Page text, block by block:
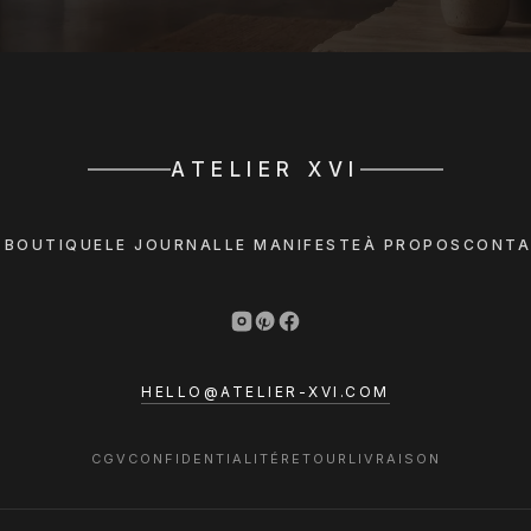
ATELIER XVI
LE JOURNAL LE MANIFESTE À PROPOS
HELLO@ATELIER-XVI.COM
CGV CONFIDENTIALITÉ RETOUR LIVRAISON